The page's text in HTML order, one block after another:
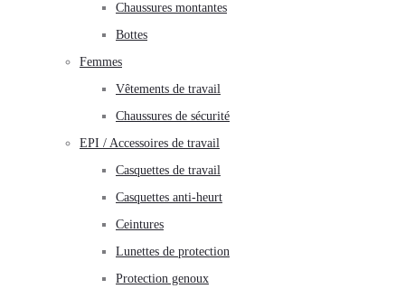
Chaussures montantes
Bottes
Femmes
Vêtements de travail
Chaussures de sécurité
EPI / Accessoires de travail
Casquettes de travail
Casquettes anti-heurt
Ceintures
Lunettes de protection
Protection genoux